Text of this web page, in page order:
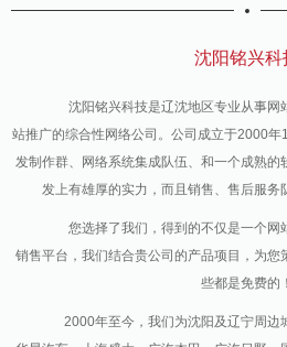
沈阳铭兴科
沈阳铭兴科技是辽沈地区专业从事网
站推广的综合性网络公司。公司成立于2000
发制作群、网络系统集成队伍、和一个成熟
发上有雄厚的实力，而且销售、售后服务
您选择了我们，得到的不仅是一个网
销售平台，我们结合贵公司的产品项目，为
些都是免费的！
2000年至今，我们为沈阳及辽宁周边